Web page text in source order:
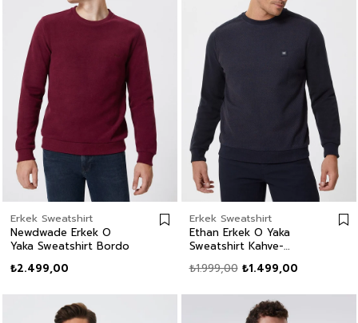
Erkek Sweatshirt
Newdwade Erkek O
Yaka Sweatshirt Bordo
₺2.499,00
Erkek Sweatshirt
Ethan Erkek O Yaka
Sweatshirt Kahve-
₺1.499,00
₺1.999,00